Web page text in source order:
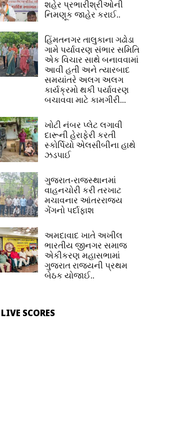
શહેર પ્રભારીશ્રીઓની
નિમણૂક જાહેર કરાઈ..
હિંમતનગર તાલુકાના ગઢોડા
ગામે પર્યાવરણ સંભાર સમિતિ
એક વિચાર સાથે બનાવવામાં
આવી હતી અને ત્યારબાદ
સમયાંતરે અલગ અલગ
કાર્યક્રમો થકી પર્યાવરણ
બચાવવા માટે કામગીરી...
ખોટી નંબર પ્લેટ લગાવી
દારૂની હેરાફેરી કરતી
સ્કોર્પિયો એલસીબીના હાથે
ઝડપાઈ
ગુજરાત-રાજસ્થાનમાં
વાહનચોરી કરી તરખાટ
મચાવનાર આંતરરાજ્ય
ગેંગનો પર્દાફાશ
અમદાવાદ ખાતે અખીલ
ભારતીય જીનગર સમાજ
એકીકરણ મહાસભામાં
ગુજરાત રાજ્યની પ્રથમ
બેઠક યોજાઈ..
LIVE SCORES